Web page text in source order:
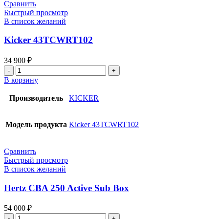
Сравнить
Быстрый просмотр
В список желаний
Kicker 43TCWRT102
34 900 ₽
Количество
товара
Kicker
43TCWRT102
В корзину
Производитель KICKER
Модель продукта Kicker 43TCWRT102
Сравнить
Быстрый просмотр
В список желаний
Hertz CBA 250 Active Sub Box
54 000 ₽
Количество